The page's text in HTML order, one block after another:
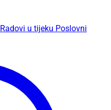
Radovi u tijeku Poslovni